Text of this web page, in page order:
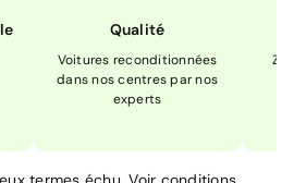
Qualité
Voitures reconditionnées
dans nos centres par nos
experts